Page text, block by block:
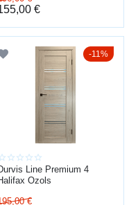
piegāde → montāža →
pieredze durvju
un akurātu izskatu
€
11%
Line Premium 4
Ozols
€